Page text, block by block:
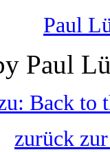
Paul
Paul
Back to
zurück